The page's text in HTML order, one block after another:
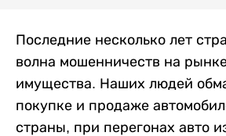
Последние несколько лет
волна мошенничеств на
имущества. Наших людей
покупке и продаже
страны, при перегонах авто